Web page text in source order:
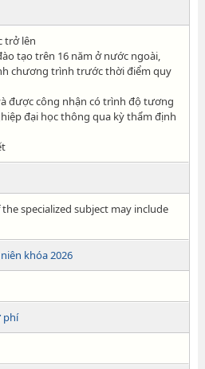
trở lên
tạo trên 16 năm ở nước ngoài,
chương trình trước thời điểm quy
được công nhận có trình độ tương
đại học thông qua kỳ thẩm định
specialized subject may include
khóa 2026
phí